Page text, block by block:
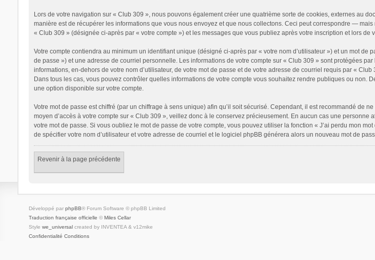
Lors de votre navigation sur « Club 309 », nous pouvons également créer une quatrième sorte de cookies, externes au
manière est de récupérer les informations que vous nous envoyez et que nous collectons. Ceci peut correspondre —
« Club 309 » (désignée ci-après par « votre compte ») et les messages que vous publiez après votre inscription et lors
Votre compte contiendra au minimum un identifiant unique (désigné ci-après par « votre nom d’utilisateur ») et un mot
de passe ») et une adresse de courriel personnelle. Les informations de votre compte sur « Club 309 » sont protégées
informations, en-dehors de votre nom d’utilisateur, de votre mot de passe et de votre adresse de courriel requis par «
Dans tous les cas, vous pouvez contrôler quelles informations de votre compte vous souhaitez rendre publiques ou
une option disponible sur votre compte.
Votre mot de passe est chiffré (par un chiffrage à sens unique) afin qu’il soit sécurisé. Cependant, il est recommandé de
moyen d’accès à votre compte sur « Club 309 », veillez donc à le conservez précieusement. En aucun cas une
votre mot de passe. Si vous oubliez le mot de passe de votre compte, vous pouvez utiliser la fonction « J’ai perdu mon
de spécifier votre nom d’utilisateur et votre adresse de courriel et le logiciel phpBB générera alors un nouveau mot de
Revenir à la page précédente
Développé par phpBB® Forum Software © phpBB Limited
Traduction française officielle © Miles Cellar
Style we_universalcreated by INVENTEA & v12mike
Confidentialité Conditions